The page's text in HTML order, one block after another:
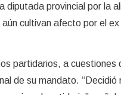
diputada provincial por la
cultivan afecto por el
partidarios, a cuestiones
de su mandato. “Decidió